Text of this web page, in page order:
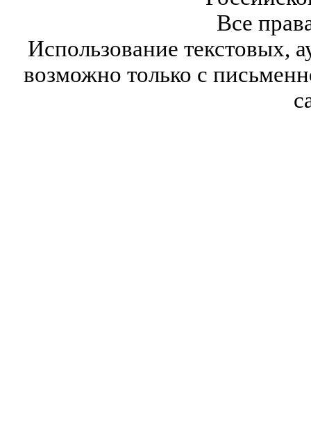
Все
Использование текстовых,
возможно только с